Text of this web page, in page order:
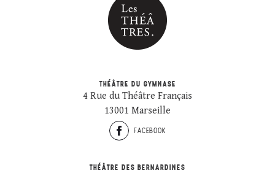
THÉÂTRE DU GYMNASE
4 Rue du Théâtre Français
13001 Marseille
FACEBOOK
THÉÂTRE DES BERNARDINES